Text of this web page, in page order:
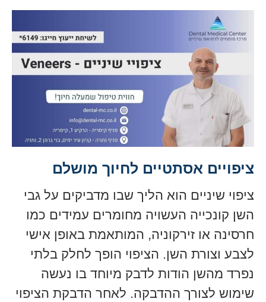
ציפויים אסתטיים לחיוך מושלם
ציפוי שיניים הוא הליך שבו מדביקים על גבי
השן קונכייה העשויה מחומרים עמידים כמו
חרסינה או זירקוניה, המותאמת באופן אישי
לצבע וצורת השן. הציפוי הופך לחלק בלתי
נפרד מהשן הודות לדבק מיוחד בו נעשה
שימוש לצורך ההדבקה. לאחר הדבקת הציפוי